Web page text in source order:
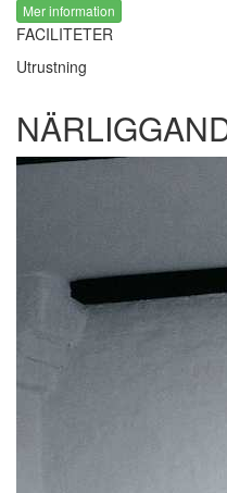
Mer information
FACILITETER
Utrustning